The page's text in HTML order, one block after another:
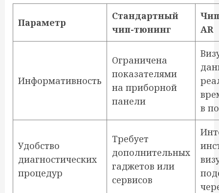
Параметр
Стандартный
чип-тюнинг
AR
Информативность
Ограничена
показателями
на приборной
панели
в
Удобство
диагностических
процедур
Требует
дополнительных
гаджетов или
сервисов